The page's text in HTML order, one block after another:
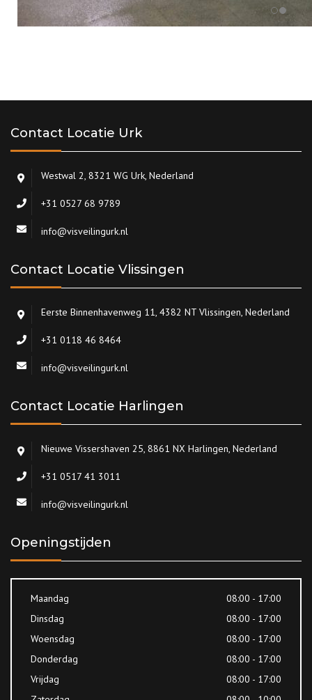
Contact Locatie Urk
Westwal 2, 8321 WG Urk, Nederland
+31 0527 68 9789
info@visveilingurk.nl
Contact Locatie Vlissingen
Eerste Binnenhavenweg 11, 4382 NT Vlissingen, Nederland
+31 0118 46 8464
info@visveilingurk.nl
Contact Locatie Harlingen
Nieuwe Vissershaven 25, 8861 NX Harlingen, Nederland
+31 0517 41 3011
info@visveilingurk.nl
Openingstijden
Maandag
08:00 - 17:00
Dinsdag
08:00 - 17:00
Woensdag
08:00 - 17:00
Donderdag
08:00 - 17:00
Vrijdag
08:00 - 17:00